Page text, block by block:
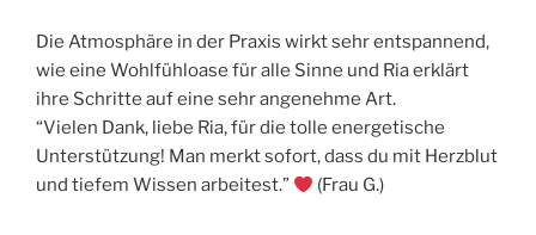
Die Atmosphäre in der Praxis wirkt sehr entspannend,
wie eine Wohlfühloase für alle Sinne und Ria erklärt
ihre Schritte auf eine sehr angenehme Art.
“Vielen Dank, liebe Ria, für die tolle energetische
Unterstützung! Man merkt sofort, dass du mit Herzblut
und tiefem Wissen arbeitest.”
(Frau G.)